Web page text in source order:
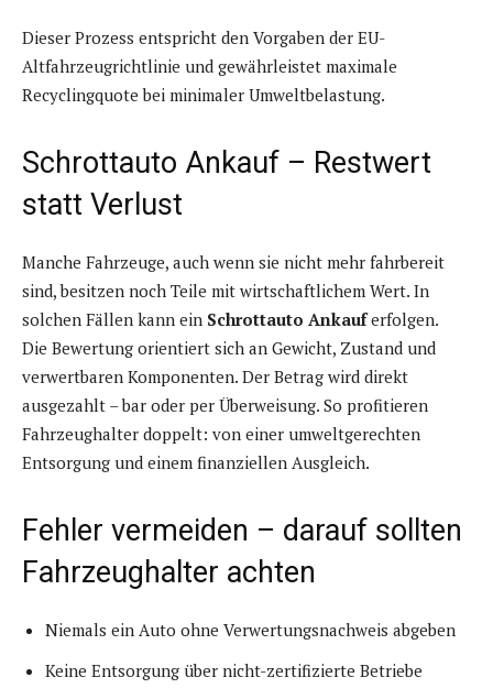
Dieser Prozess entspricht den Vorgaben der EU-
Altfahrzeugrichtlinie und gewährleistet maximale
Recyclingquote bei minimaler Umweltbelastung.
Schrottauto Ankauf – Restwert
statt Verlust
Manche Fahrzeuge, auch wenn sie nicht mehr fahrbereit
sind, besitzen noch Teile mit wirtschaftlichem Wert. In
solchen Fällen kann ein Schrottauto Ankauferfolgen.
Die Bewertung orientiert sich an Gewicht, Zustand und
verwertbaren Komponenten. Der Betrag wird direkt
ausgezahlt – bar oder per Überweisung. So profitieren
Fahrzeughalter doppelt: von einer umweltgerechten
Entsorgung und einem finanziellen Ausgleich.
Fehler vermeiden – darauf sollten
Fahrzeughalter achten
Niemals ein Auto ohne Verwertungsnachweis abgeben
Keine Entsorgung über nicht-zertifizierte Betriebe